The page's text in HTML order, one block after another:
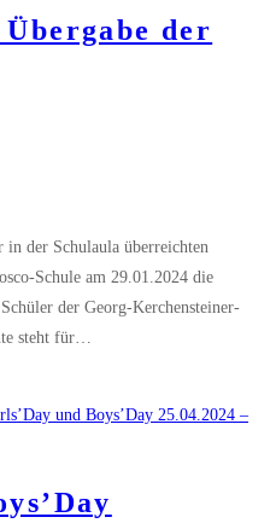
der
in der Schulaula überreichten
Schule am 29.01.2024 die
der Georg-Kerchensteiner-
steht für…